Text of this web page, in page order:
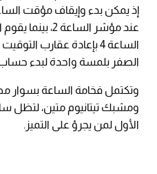
إذ يمكن بدء وإيقاف مؤقت
عند مؤشر الساعة
الساعة 4 بإعادة عقارب
الصفر بلمسة واحدة لبدء
وتكتمل فخامة الساعة بسوار
ومشبك تيتانيوم متين، لتظل
الأول لمن يجرؤ على التميز.